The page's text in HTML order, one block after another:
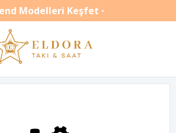
Modelleri Keşfet •